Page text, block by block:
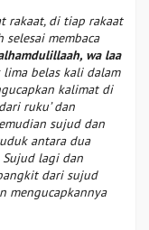
rakaat, di tiap rakaat
selesai membaca
wa laa
belas kali dalam
kalimat di
ruku’ dan
sujud dan
antara dua
lagi dan
dari sujud
mengucapkannya